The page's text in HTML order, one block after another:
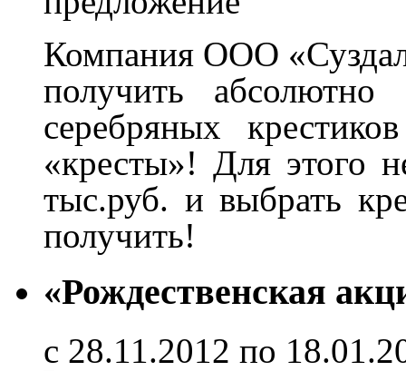
Компания ООО
получить
серебряных
«кресты»! Для этого
тыс.руб. и выбрать
получить!
«Рождественская
с 28.11.2012 по